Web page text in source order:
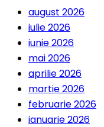
august 2026
iulie 2026
iunie 2026
mai 2026
aprilie 2026
martie 2026
februarie 2026
ianuarie 2026